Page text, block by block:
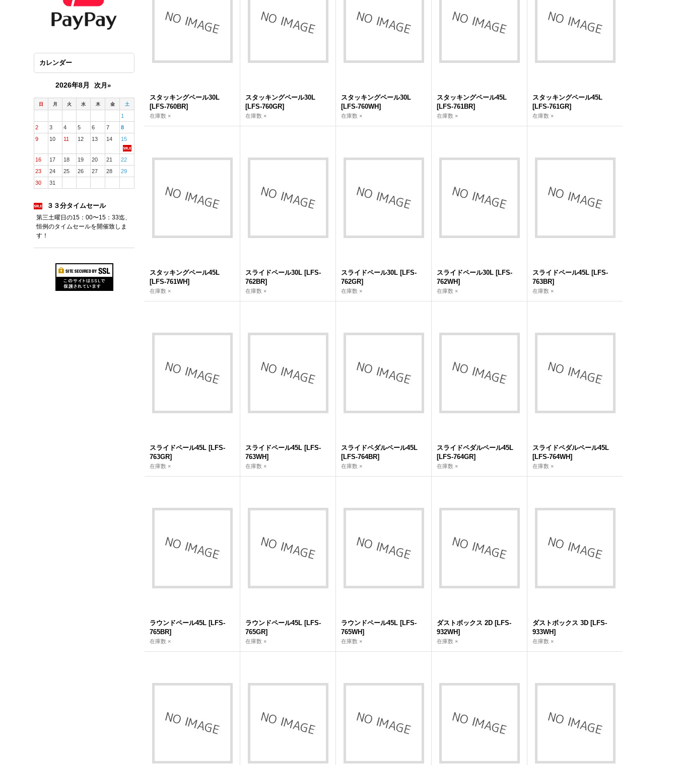
カレンダー
2026年8月 次月»
日 月 火 水 木 金 土
1
2
3 4 5 6 7
8
9
10 11 12 13 14 15
16 17 18 19 20 21
22
23
24 25 26 27 28
29
30
31
３３分タイムセール
第三土曜日の15：00〜15：33迄、
恒例のタイムセールを開催致しま
す！
スタッキングペール30L
[LFS-760BR]
在庫数 ×
スタッキングペール30L
[LFS-760GR]
在庫数 ×
スタッキングペール30L
[LFS-760WH]
在庫数 ×
スタッキングペール45L
[LFS-761BR]
在庫数 ×
スタッキングペール45L
[LFS-761GR]
在庫数 ×
スタッキングペール45L
[LFS-761WH]
在庫数 ×
スライドペール30L [LFS-
762BR]
在庫数 ×
スライドペール30L [LFS-
762GR]
在庫数 ×
スライドペール30L [LFS-
762WH]
在庫数 ×
スライドペール45L [LFS-
763BR]
在庫数 ×
スライドペール45L [LFS-
763GR]
在庫数 ×
スライドペール45L [LFS-
763WH]
在庫数 ×
スライドペダルペール45L
[LFS-764BR]
在庫数 ×
スライドペダルペール45L
[LFS-764GR]
在庫数 ×
スライドペダルペール45L
[LFS-764WH]
在庫数 ×
ラウンドペール45L [LFS-
765BR]
在庫数 ×
ラウンドペール45L [LFS-
765GR]
在庫数 ×
ラウンドペール45L [LFS-
765WH]
在庫数 ×
ダストボックス 2D [LFS-
932WH]
在庫数 ×
ダストボックス 3D [LFS-
933WH]
在庫数 ×